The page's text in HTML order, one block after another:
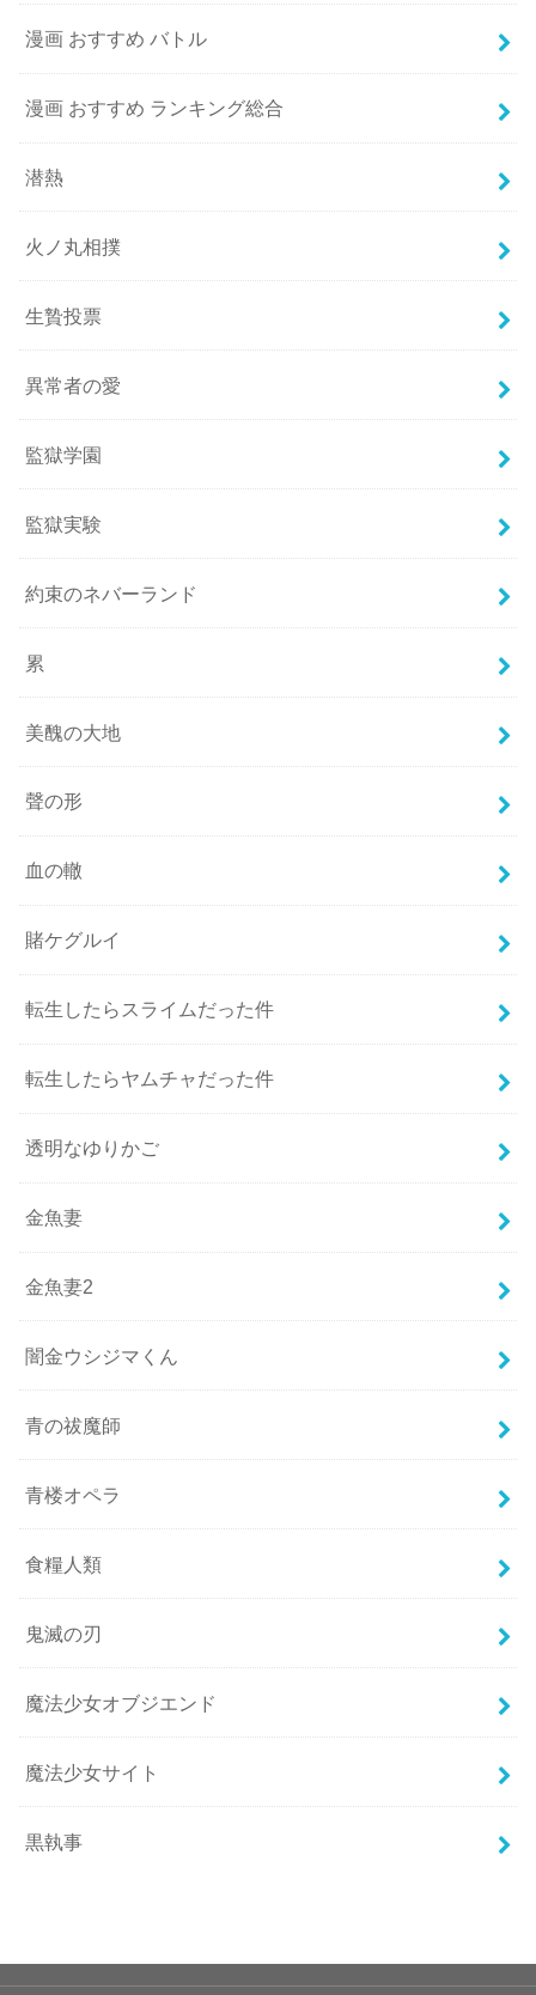
漫画 おすすめ バトル
漫画 おすすめ ランキング総合
潜熱
火ノ丸相撲
生贄投票
異常者の愛
監獄学園
監獄実験
約束のネバーランド
累
美醜の大地
聲の形
血の轍
賭ケグルイ
転生したらスライムだった件
転生したらヤムチャだった件
透明なゆりかご
金魚妻
金魚妻2
闇金ウシジマくん
青の祓魔師
青楼オペラ
食糧人類
鬼滅の刃
魔法少女オブジエンド
魔法少女サイト
黒執事